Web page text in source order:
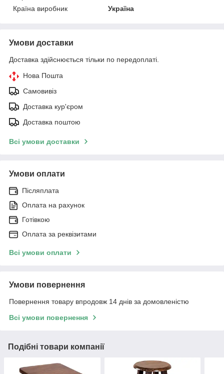
Країна виробник
Україна
Умови доставки
Доставка здійснюється тільки по передоплаті.
Нова Пошта
Самовивіз
Доставка кур'єром
Доставка поштою
Всі умови доставки
Умови оплати
Післяплата
Оплата на рахунок
Готівкою
Оплата за реквізитами
Всі умови оплати
Умови повернення
Повернення товару впродовж 14 днів за домовленістю
Всі умови повернення
Подібні товари компанії